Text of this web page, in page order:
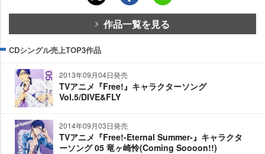
作品一覧を見る
CDシングル売上TOP3作品
2013年09月04日発売
TVアニメ『Free!』キャラクターソング
Vol.5/DIVE&FLY
2014年09月03日発売
TVアニメ『Free!-Eternal Summer-』キャラクタ
ーソング 05 竜ヶ崎怜(Coming Soooon!!)